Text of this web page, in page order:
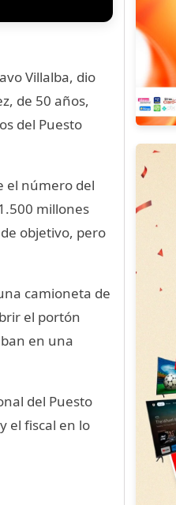
Villalba, dio
de 50 años,
del Puesto
el número del
millones
objetivo, pero
camioneta de
el portón
en una
del Puesto
el fiscal en lo